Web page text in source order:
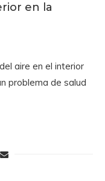
en la
aire en el interior
problema de salud